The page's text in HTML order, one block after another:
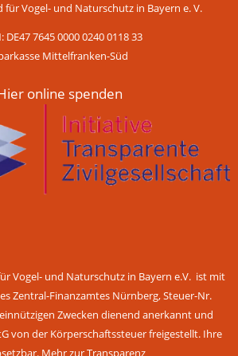
für Vogel- und Naturschutz in Bayern e. V.
DE47 7645 0000 0240 0118 33
Mittelfranken-Süd
online spenden
Vogel- und Naturschutz in Bayern e.V. ist mit
Zentral-Finanzamtes Nürnberg, Steuer-Nr.
Zwecken dienend anerkannt und
von der Körperschaftssteuer freigestellt. Ihre
Mehr zur Transparenz